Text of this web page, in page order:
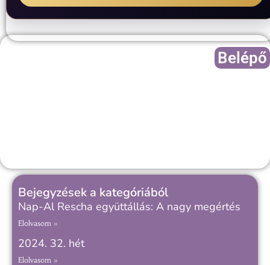
Belépő
Bejegyzések a kategóriából
Nap-Al Rescha együttállás: A nagy megértés
Elolvasom »
2024. 32. hét
Elolvasom »